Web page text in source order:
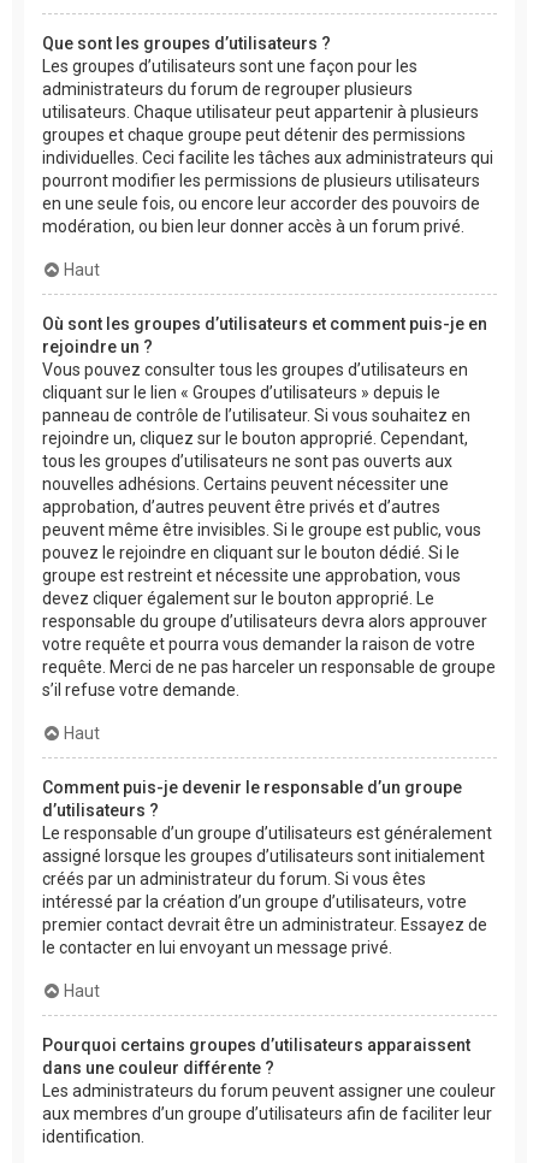
Que sont les groupes d’utilisateurs ?
Les groupes d’utilisateurs sont une façon pour les
administrateurs du forum de regrouper plusieurs
utilisateurs. Chaque utilisateur peut appartenir à plusieurs
groupes et chaque groupe peut détenir des permissions
individuelles. Ceci facilite les tâches aux administrateurs qui
pourront modifier les permissions de plusieurs utilisateurs
en une seule fois, ou encore leur accorder des pouvoirs de
modération, ou bien leur donner accès à un forum privé.
Haut
Où sont les groupes d’utilisateurs et comment puis-je en
rejoindre un ?
Vous pouvez consulter tous les groupes d’utilisateurs en
cliquant sur le lien « Groupes d’utilisateurs » depuis le
panneau de contrôle de l’utilisateur. Si vous souhaitez en
rejoindre un, cliquez sur le bouton approprié. Cependant,
tous les groupes d’utilisateurs ne sont pas ouverts aux
nouvelles adhésions. Certains peuvent nécessiter une
approbation, d’autres peuvent être privés et d’autres
peuvent même être invisibles. Si le groupe est public, vous
pouvez le rejoindre en cliquant sur le bouton dédié. Si le
groupe est restreint et nécessite une approbation, vous
devez cliquer également sur le bouton approprié. Le
responsable du groupe d’utilisateurs devra alors approuver
votre requête et pourra vous demander la raison de votre
requête. Merci de ne pas harceler un responsable de groupe
s’il refuse votre demande.
Haut
Comment puis-je devenir le responsable d’un groupe
d’utilisateurs ?
Le responsable d’un groupe d’utilisateurs est généralement
assigné lorsque les groupes d’utilisateurs sont initialement
créés par un administrateur du forum. Si vous êtes
intéressé par la création d’un groupe d’utilisateurs, votre
premier contact devrait être un administrateur. Essayez de
le contacter en lui envoyant un message privé.
Haut
Pourquoi certains groupes d’utilisateurs apparaissent
dans une couleur différente ?
Les administrateurs du forum peuvent assigner une couleur
aux membres d’un groupe d’utilisateurs afin de faciliter leur
identification.